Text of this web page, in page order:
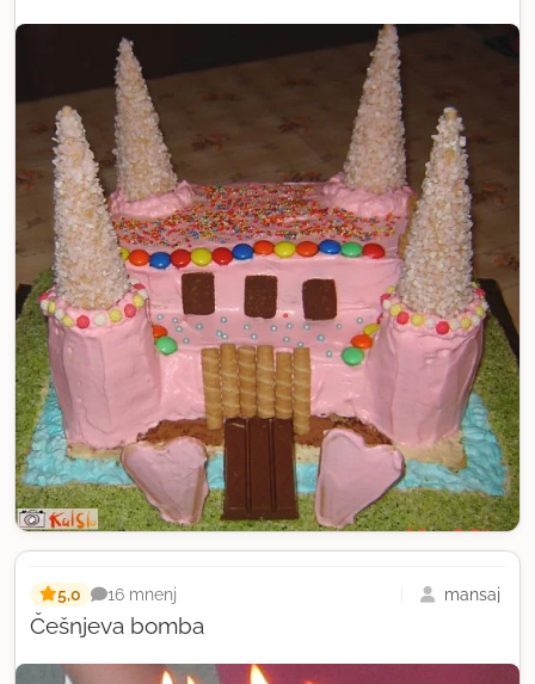
Češnjeva bomba
5,0 16 mnenj mansaj